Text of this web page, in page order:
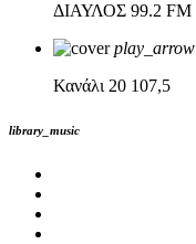
ΔΙΑΥΛΟΣ 99.2 FM
play_arrow
Κανάλι 20 107,5
library_music